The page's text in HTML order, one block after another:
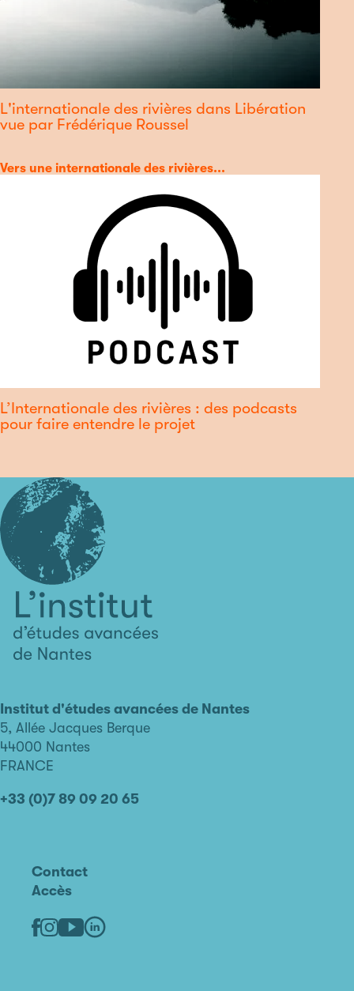
L'internationale des rivières dans Libération
vue par Frédérique Roussel
Catégorie
Vers une internationale des rivières...
L’Internationale des rivières : des podcasts
pour faire entendre le projet
avancées
de
Nantes
Institut d'études avancées de Nantes
5, Allée Jacques Berque
44000 Nantes
FRANCE
+33 (0)7 89 09 20 65
Contact
Accès
Facebook
Instagram
YoutubeLinkedin